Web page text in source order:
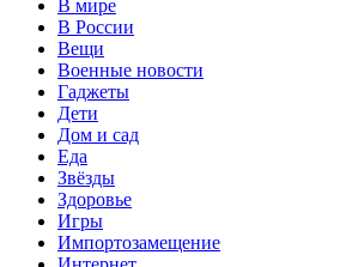
В мире
В России
Вещи
Военные новости
Гаджеты
Дети
Дом и сад
Еда
Звёзды
Здоровье
Игры
Импортозамещение